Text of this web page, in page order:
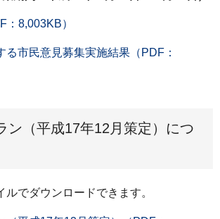
：8,003KB）
る市民意見募集実施結果（PDF：
ン（平成17年12月策定）につ
ルでダウンロードできます。